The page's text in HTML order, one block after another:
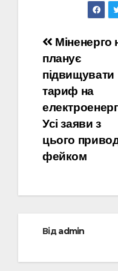
записів
Міненерго
планує
підвищувати
тариф на
Усі заяви з
цього
фейком
Відadmin